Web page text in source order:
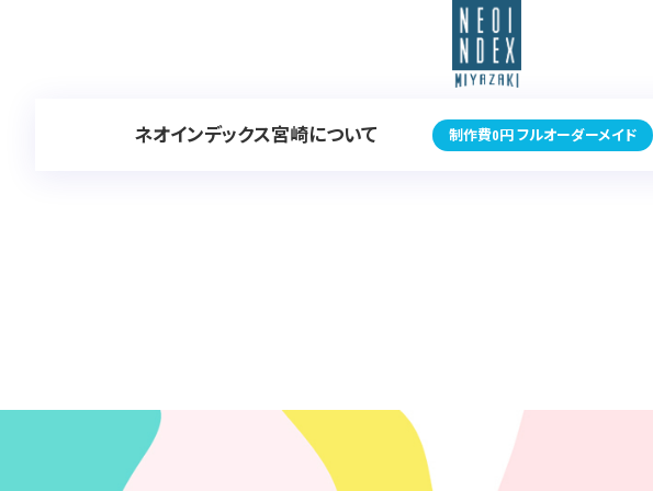
ネオインデックス宮崎について 制作費0円 フルオーダーメイド